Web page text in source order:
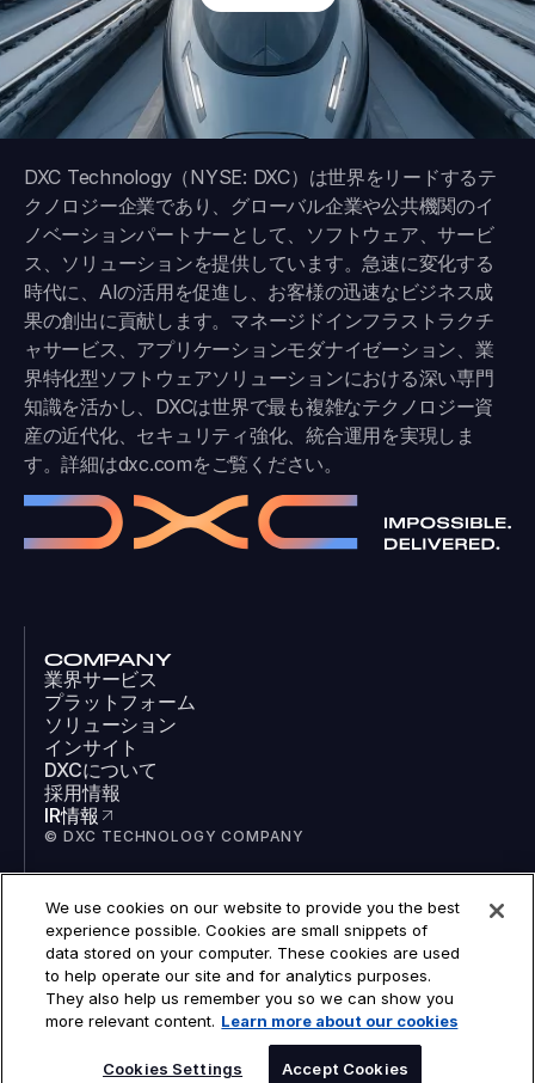
DXC Technology（NYSE: DXC）は世界をリードするテ
クノロジー企業であり、グローバル企業や公共機関のイ
ノベーションパートナーとして、ソフトウェア、サービ
ス、ソリューションを提供しています。急速に変化する
時代に、AIの活用を促進し、お客様の迅速なビジネス成
果の創出に貢献します。マネージドインフラストラクチ
ャサービス、アプリケーションモダナイゼーション、業
界特化型ソフトウェアソリューションにおける深い専門
知識を活かし、DXCは世界で最も複雑なテクノロジー資
産の近代化、セキュリティ強化、統合運用を実現しま
す。詳細はdxc.comをご覧ください。
COMPANY
業界サービス
プラットフォーム
ソリューション
インサイト
DXCについて
採用情報
IR情報
© DXC TECHNOLOGY COMPANY
SOCIAL
LinkedIn
Facebook
Instagram
YouTube
COOKIES
We use cookies on our website to provide you the best
experience possible. Cookies are small snippets of
data stored on your computer. These cookies are used
to help operate our site and for analytics purposes.
They also help us remember you so we can show you
more relevant content. Learn more about our cookies
Cookies Settings Accept Cookies